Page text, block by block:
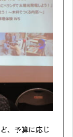
、予算に応じ